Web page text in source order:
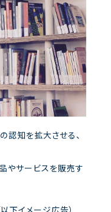
認知を拡大させる、
品やサービスを販売す
下イメージ広告）